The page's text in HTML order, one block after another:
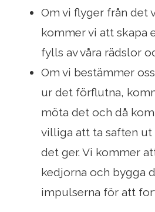
Om vi ​​flyger från det
kommer vi att skapa
fylls av våra rädslor
Om vi ​​bestämmer
ur det förflutna,
möta det och då
villiga att ta saften
det ger. Vi kommer
kedjorna och bygga
impulserna för att